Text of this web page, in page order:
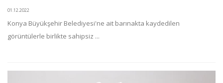
01.12.2022
Konya Büyükşehir Belediyesi'ne ait barınakta kaydedilen
görüntülerle birlikte sahipsiz ...